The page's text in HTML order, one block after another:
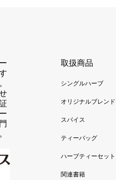
取扱商品
シングルハーブ
オリジナルブレンド
スパイス
ティーバッグ
ハーブティーセット
関連書籍